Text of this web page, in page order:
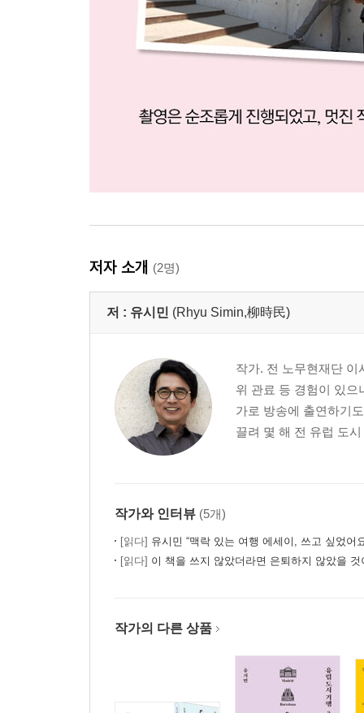
저자 소개 (2명)
저 : 유시민 (Rhyu Simin,柳時民)
작가. 전 노무현재단
위 관료 등 경험이 있
가로 방송에 출연하기
끌려 몇 해 전 유럽 도
작가와 인터뷰 (5개)
[읽다] 유시민 “맥락 있는 여행 에세이, 쓰고 싶었어
[읽다] 이 책을 쓰지 않았더라면 은퇴하지 않았을 것
작가의 다른 상품